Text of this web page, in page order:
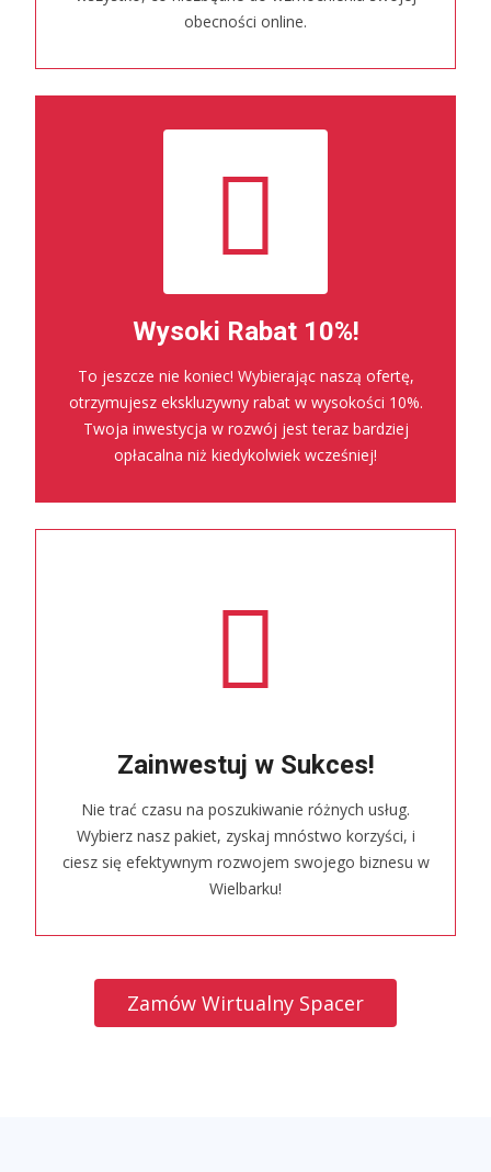
obecności online.
Wysoki Rabat 10%!
To jeszcze nie koniec! Wybierając naszą ofertę,
otrzymujesz ekskluzywny rabat w wysokości 10%.
Twoja inwestycja w rozwój jest teraz bardziej
opłacalna niż kiedykolwiek wcześniej!
Zainwestuj w Sukces!
Nie trać czasu na poszukiwanie różnych usług.
Wybierz nasz pakiet, zyskaj mnóstwo korzyści, i
ciesz się efektywnym rozwojem swojego biznesu w
Wielbarku!
Zamów Wirtualny Spacer